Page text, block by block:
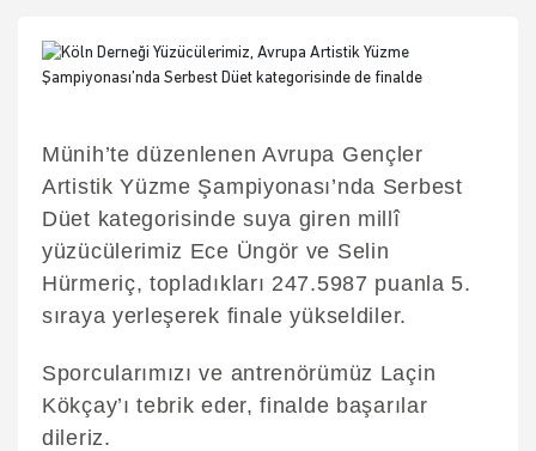
Münih’te düzenlenen Avrupa Gençler
Artistik Yüzme Şampiyonası’nda Serbest
Düet kategorisinde suya giren millî
yüzücülerimiz Ece Üngör ve Selin
Hürmeriç, topladıkları 247.5987 puanla 5.
sıraya yerleşerek finale yükseldiler.
Sporcularımızı ve antrenörümüz Laçin
Kökçay’ı tebrik eder, finalde başarılar
dileriz.